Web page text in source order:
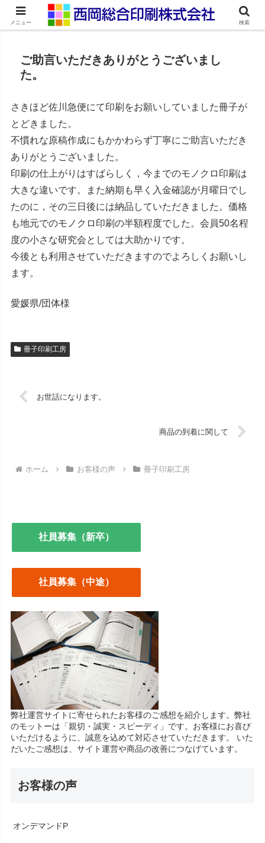
ネット印刷通販・オンデマンド印刷
ご助言いただきありがとうございまし
た。
さきほど佐川急便にて印刷をお願いしていました冊子が
とどきました。
不慣れな原稿作成にもかかわらず丁寧にご助言いただき
ありがとうございました。
印刷の仕上がりはすばらしく，今までのモノクロ印刷は
大きな違いです。また納期も早く入金確認が月曜日でし
たのに，その三日後には納品していただきました。価格
も地元でのモノクロ印刷の半額程度でした。会員50名程
度の小さな研究会としては大助かりです。
今後とも利用させていただきますのでよろしくお願いし
ます。
愛媛県/団体様
冊子印刷工房
お世話になります。
商品の到着に関して
ホーム お客様の声 冊子印刷工房
社員募集（新卒）
社員募集（中途）
弊社運営サイトに寄せられたお客様のご感想を紹介します。弊社
のモットーは「親切・誠実・スピーディ」です。お客様にお喜び
いただけるように、誠意を込めて対応させていただきます。 いた
だいたご感想は、サイト運営や商品の改善につなげています。
お客様の声
オンデマンドP
メニュー 検索